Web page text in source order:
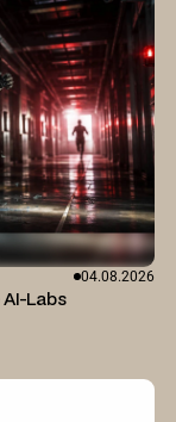
04.08.2026
Labs